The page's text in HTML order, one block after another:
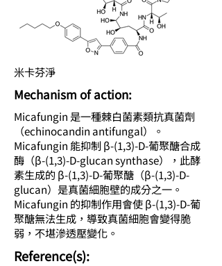
米卡芬淨
Mechanism of action:
Micafungin 是一種棘白菌素類抗真菌劑
（echinocandin antifungal）。
Micafungin 能抑制 β-(1,3)-D-葡聚醣合成
酶（β-(1,3)-D-glucan synthase），此酵
素生成的 β-(1,3)-D-葡聚醣（β-(1,3)-D-
glucan）是真菌細胞壁的成分之一。
Micafungin 的抑制作用會使 β-(1,3)-D-葡
聚醣無法生成，導致真菌細胞會變得脆
弱，不堪滲透壓變化。
​Reference(s):